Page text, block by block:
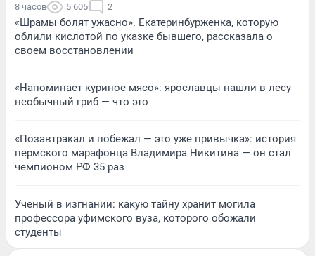
8 часов 5 605 2
«Шрамы болят ужасно». Екатеринбурженка, которую
облили кислотой по указке бывшего, рассказала о
своем восстановлении
«Напоминает куриное мясо»: ярославцы нашли в лесу
необычный гриб — что это
«Позавтракал и побежал — это уже привычка»: история
пермского марафонца Владимира Никитина — он стал
чемпионом РФ 35 раз
Ученый в изгнании: какую тайну хранит могила
профессора уфимского вуза, которого обожали
студенты